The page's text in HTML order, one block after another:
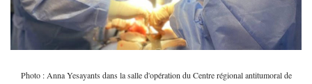
Photo : Anna Yesayants dans la salle d'opération du Centre régional antitumoral de